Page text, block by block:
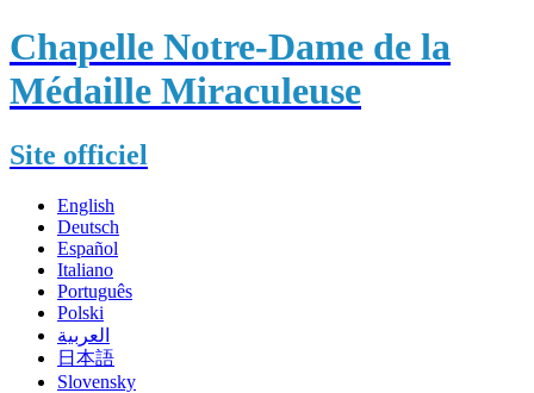
Chapelle Notre-Dame de la
Médaille Miraculeuse
Site officiel
English
Deutsch
Español
Italiano
Português
Polski
العربية
日本語
Slovensky